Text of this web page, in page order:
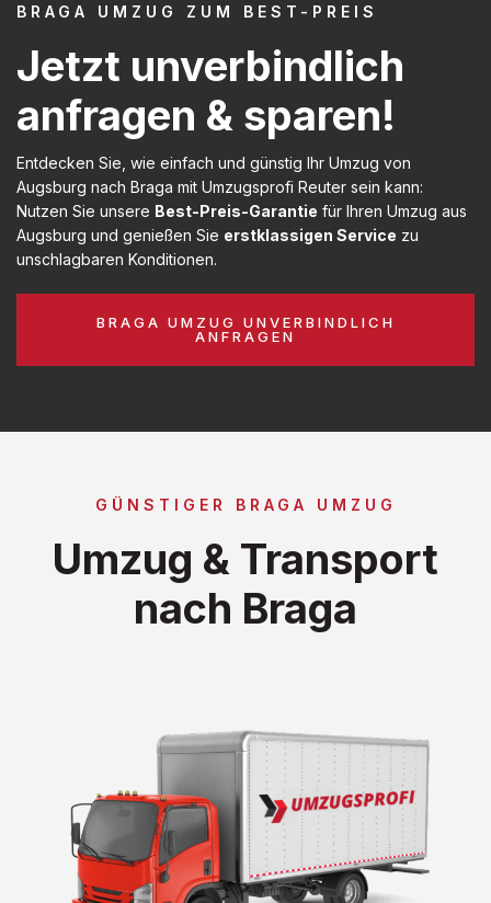
BRAGA UMZUG ZUM BEST-PREIS
Jetzt unverbindlich
anfragen & sparen!
Entdecken Sie, wie einfach und günstig Ihr Umzug von
Augsburg nach Braga mit Umzugsprofi Reuter sein kann:
Nutzen Sie unsere Best-Preis-Garantie für Ihren Umzug aus
Augsburg und genießen Sie erstklassigen Service zu
unschlagbaren Konditionen.
BRAGA UMZUG UNVERBINDLICH
ANFRAGEN
GÜNSTIGER BRAGA UMZUG
Umzug & Transport
nach Braga